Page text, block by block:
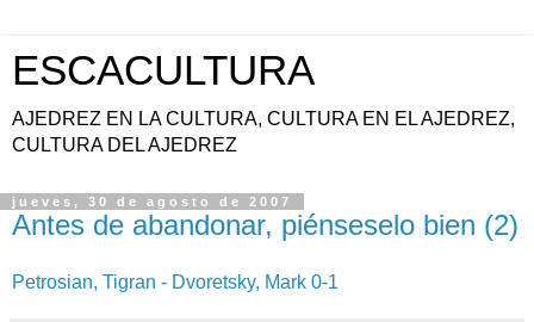
ESCACULTURA
AJEDREZ EN LA CULTURA, CULTURA EN EL AJEDREZ,
CULTURA DEL AJEDREZ
jueves, 30 de agosto de 2007
Antes de abandonar, piénseselo bien (2)
Petrosian, Tigran - Dvoretsky, Mark 0-1